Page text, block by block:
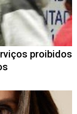
proibidos